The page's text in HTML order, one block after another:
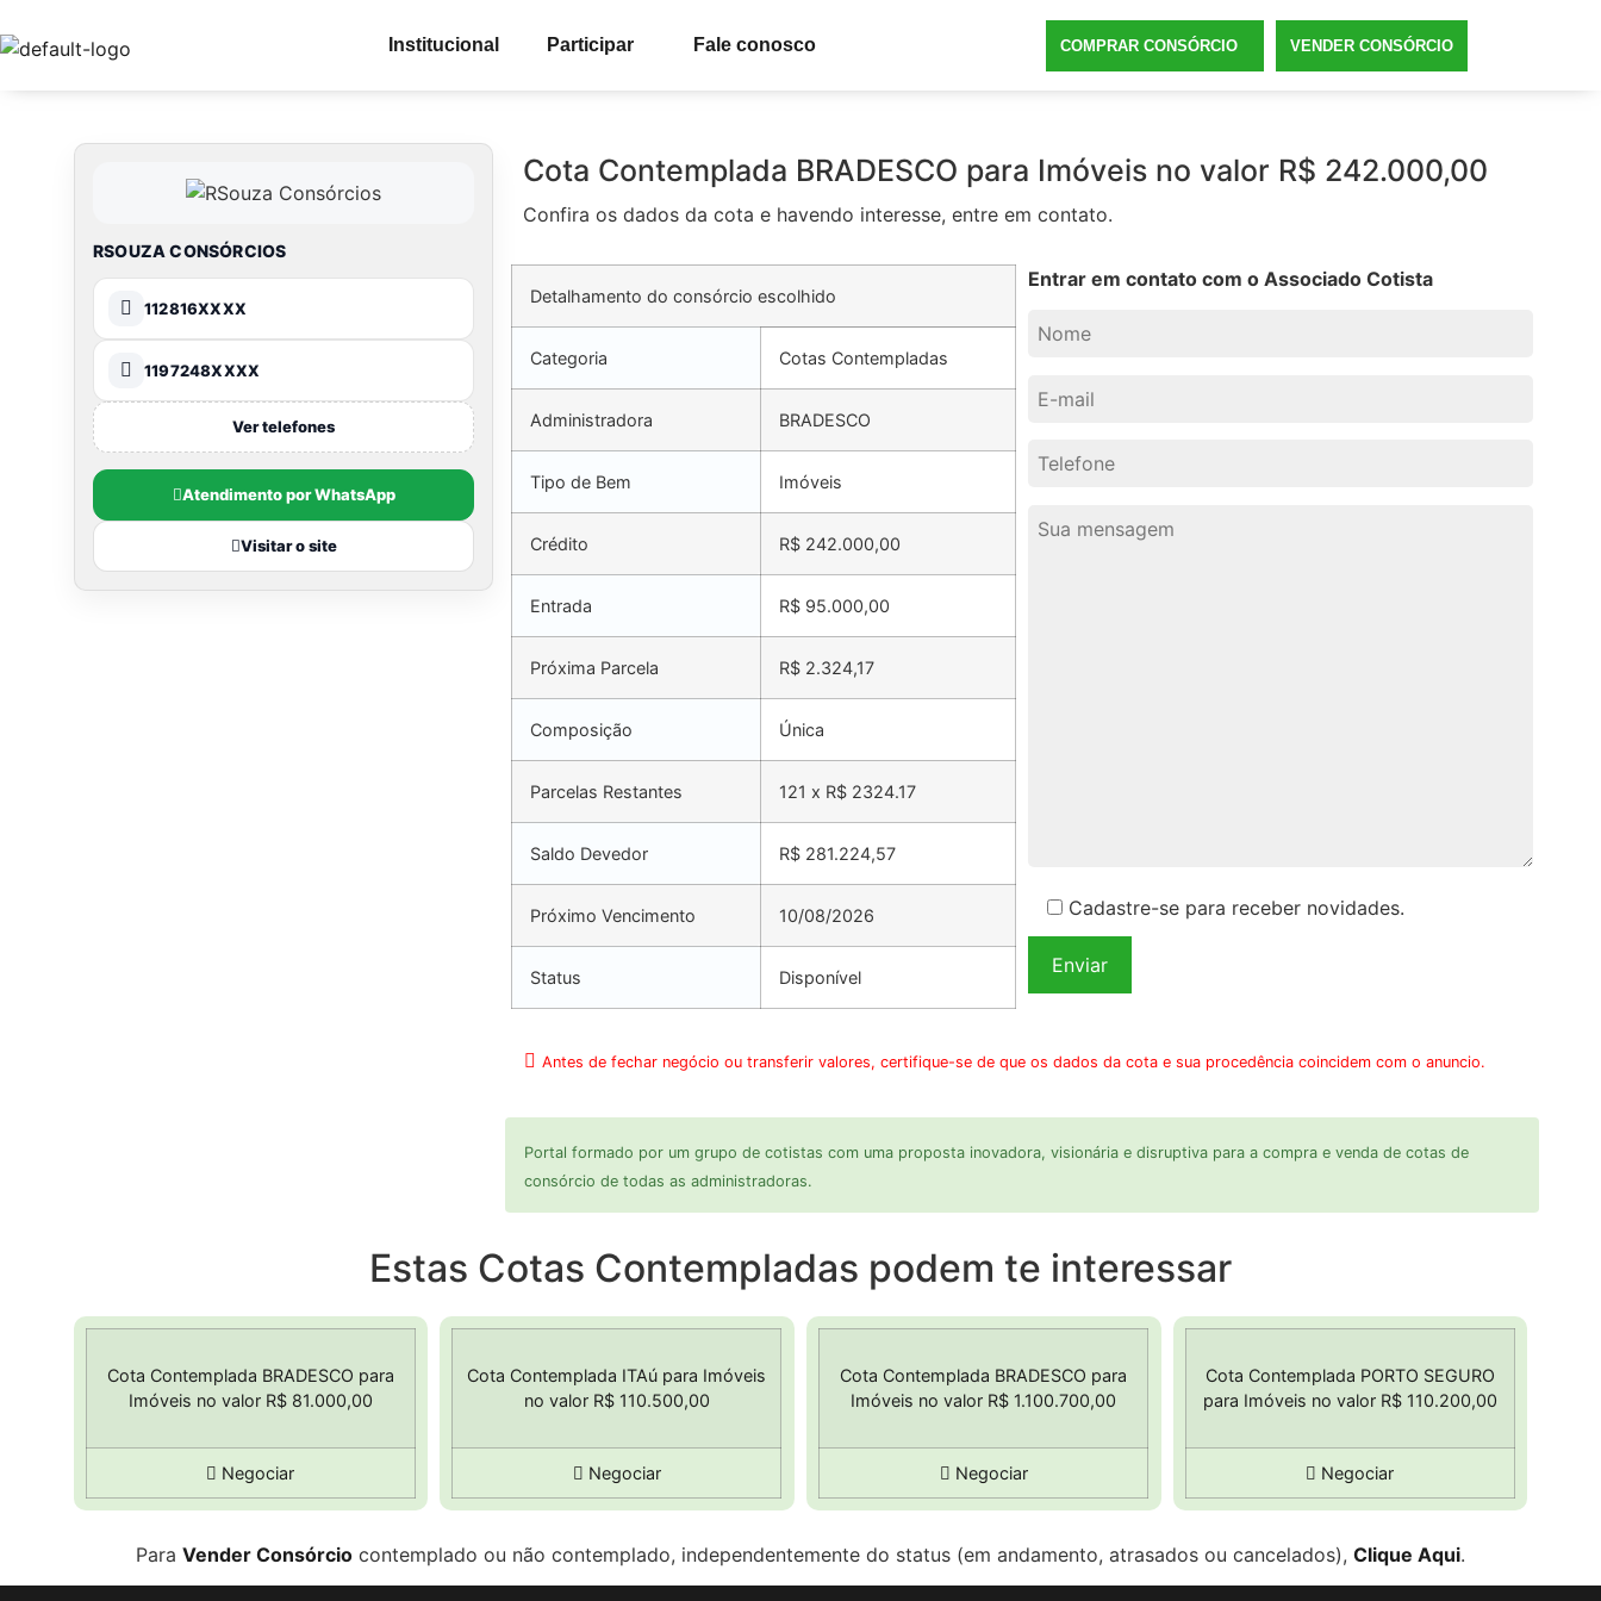
Institucional Participar Fale conosco COMPRAR CONSÓRCIO VENDER CONSÓRCIO
RSOUZA CONSÓRCIOS
112816XXXX
1197248XXXX
Ver telefones
Atendimento por WhatsApp
Visitar o site
Cota Contemplada BRADESCO para Imóveis no valor R$ 242.000,00
Confira os dados da cota e havendo interesse, entre em contato.
Detalhamento do consórcio escolhido
Categoria Cotas Contempladas
Administradora BRADESCO
Tipo de Bem Imóveis
Crédito R$ 242.000,00
Entrada R$ 95.000,00
Próxima Parcela R$ 2.324,17
Composição Única
Parcelas Restantes 121 x R$ 2324.17
Saldo Devedor R$ 281.224,57
Próximo Vencimento 10/08/2026
Status Disponível
Entrar em contato com o Associado Cotista
Cadastre-se para receber novidades.
Antes de fechar negócio ou transferir valores, certifique-se de que os dados da cota e sua procedência coincidem com o anuncio.
Portal formado por um grupo de cotistas com uma proposta inovadora, visionária e disruptiva para a compra e venda de cotas de
consórcio de todas as administradoras.
Estas Cotas Contempladas podem te interessar
Cota Contemplada BRADESCO para
Imóveis no valor R$ 81.000,00
Negociar
Cota Contemplada ITAú para Imóveis
no valor R$ 110.500,00
Negociar
Cota Contemplada BRADESCO para
Imóveis no valor R$ 1.100.700,00
Negociar
Cota Contemplada PORTO SEGURO
para Imóveis no valor R$ 110.200,00
Negociar
Para Vender Consórcio contemplado ou não contemplado, independentemente do status (em andamento, atrasados ou cancelados), Clique Aqui.